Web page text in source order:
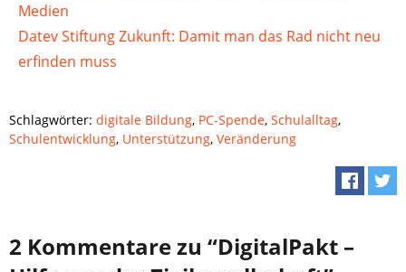
Medien
Datev Stiftung Zukunft: Damit man das Rad nicht neu
erfinden muss
Schlagwörter: digitale Bildung, PC-Spende, Schulalltag,
Schulentwicklung, Unterstützung, Veränderung
2 Kommentare zu “DigitalPakt –